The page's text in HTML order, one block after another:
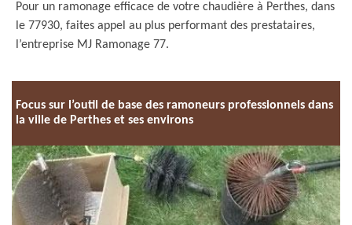
Pour un ramonage efficace de votre chaudière à Perthes, dans
le 77930, faites appel au plus performant des prestataires,
l’entreprise MJ Ramonage 77.
Focus sur l’outil de base des ramoneurs professionnels dans
la ville de Perthes et ses environs